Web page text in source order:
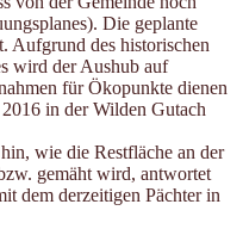
Die geplante
Aufgrund des historischen
wird der Aushub auf
für Ökopunkte dienen
in der Wilden Gutach
wie die Restfläche an der
gemäht wird, antwortet
dem derzeitigen Pächter in